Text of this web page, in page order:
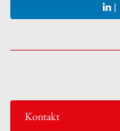
|
Kontakt